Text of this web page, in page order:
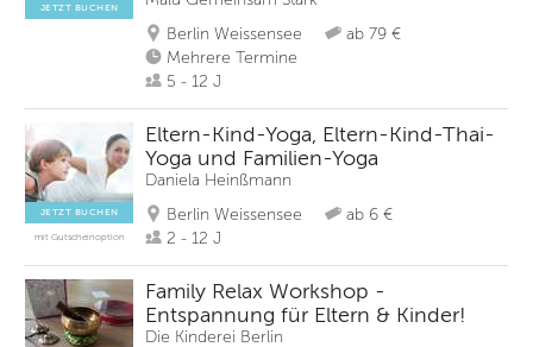
JETZT BUCHEN
Berlin Weissensee
ab 79 €
Mehrere Termine
5 - 12 J
JETZT BUCHEN
mit Gutscheinoption
Eltern-Kind-Yoga, Eltern-Kind-Thai-
Yoga und Familien-Yoga
Daniela Heinßmann
Berlin Weissensee
ab 6 €
2 - 12 J
Family Relax Workshop -
Entspannung für Eltern & Kinder!
Die Kinderei Berlin